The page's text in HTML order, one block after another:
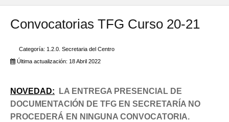
INTERNACIONAL
Directorio FCCE
Convocatorias TFG Curso 20-21
Categoría: 1.2.0. Secretaria del Centro
Última actualización: 18 Abril 2022
NOVEDAD:
LA ENTREGA PRESENCIAL DE
DOCUMENTACIÓN DE TFG EN SECRETARÍA NO
PROCEDERÁ EN NINGUNA CONVOCATORIA.